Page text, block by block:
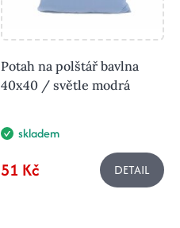
Potah na polštář bavlna
40x40 / světle modrá
skladem
51 Kč DETAIL